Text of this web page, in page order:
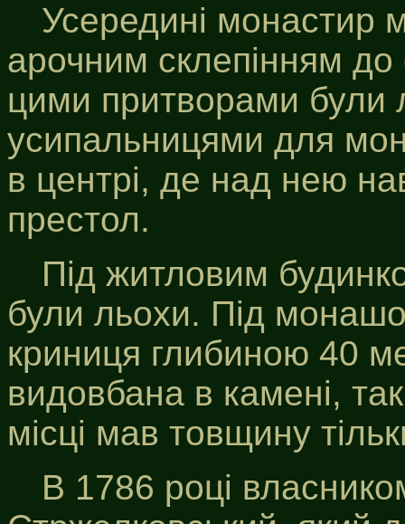
Усередині монастир
арочним склепінням
цими притворами були
усипальницями для
в центрі, де над нею
престол.
Під житловим
були льохи. Під
криниця глибиною 40
видовбана в камені,
місці мав товщину
В 1786 році